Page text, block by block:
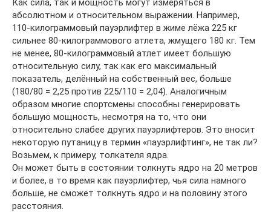
Как сила, так и мощность могут измеряться в
абсолютном и относительном выражении. Например,
110-килограммовый пауэрлифтер в жиме лёжа 225 кг
сильнее 80-килограммового атлета, жмущего 180 кг. Тем
не менее, 80-килограммовый атлет имеет большую
относительную силу, так как его максимальный
показатель, делённый на собственный вес, больше
(180/80 = 2,25 против 225/110 = 2,04). Аналогичным
образом многие спортсмены способны генерировать
большую мощность, несмотря на то, что они
относительно слабее других пауэрлифтеров. Это вносит
некоторую путаницу в термин «пауэрлифтинг», не так ли?
Возьмем, к примеру, толкателя ядра.
Он может быть в состоянии толкнуть ядро на 20 метров
и более, в то время как пауэрлифтер, чья сила намного
больше, не сможет толкнуть ядро и на половину этого
расстояния.